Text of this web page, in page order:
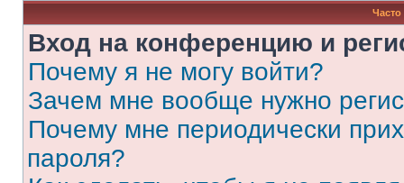
Вход на конференцию и
Почему я не могу войти?
Зачем мне вообще нужно
Почему мне периодически
пароля?